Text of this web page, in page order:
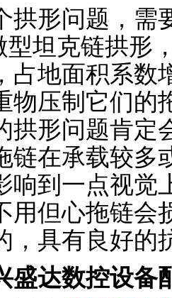
拱形问题，需
坦克链拱形
占地面积系数
物压制它们的
拱形问题肯定
链在承载较多
响到一点视觉
用但心拖链会
，具有良好的
盛达数控设备